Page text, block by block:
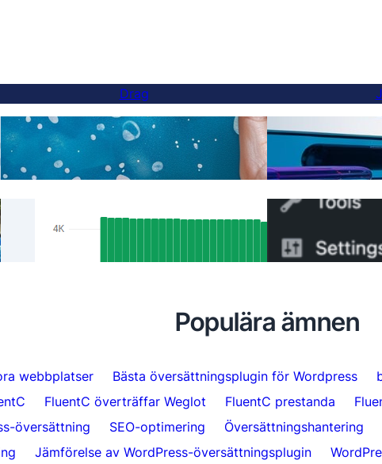
Drag
AI-översättningar
Verkliga SEO-resultat: Hur FluentC:s
Äntligen
du kan
minuter
Populära ämnen
webbplatser Bästa översättningsplugin för Wordpress
FluentC överträffar Weglot FluentC prestanda
översättning SEO-optimering Översättningshantering
Jämförelse av WordPress-översättningsplugin